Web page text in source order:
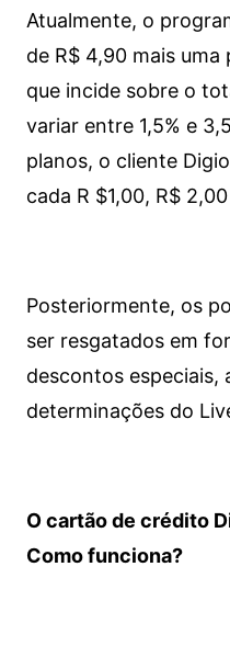
Atualmente, o
de R$ 4,90 mais
que incide sobre o
variar entre 1,5% e
planos, o cliente
cada R $1,00, R$
Posteriormente, os
ser resgatados em
descontos especiais,
determinações do
O cartão de crédito
Como funciona?